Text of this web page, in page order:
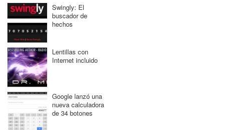
Swingly: El
buscador de
hechos
Lentillas con
Internet incluido
Google lanzó una
nueva calculadora
de 34 botones